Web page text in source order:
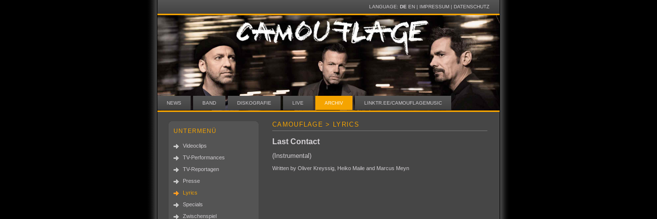
LANGUAGE: DE EN| IMPRESSUM| DATENSCHUTZ
NEWS BAND DISKOGRAFIE LIVE ARCHIV LINKTR.EE/CAMOUFLAGEMUSIC
UNTERMENÜ
Videoclips
TV-Performances
TV-Reportagen
Presse
Lyrics
Specials
Zwischenspiel
CAMOUFLAGE > LYRICS
Last Contact
(Instrumental)
Written by Oliver Kreyssig, Heiko Maile and Marcus Meyn